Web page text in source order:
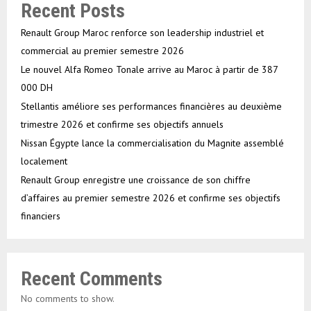
Recent Posts
Renault Group Maroc renforce son leadership industriel et
commercial au premier semestre 2026
Le nouvel Alfa Romeo Tonale arrive au Maroc à partir de 387
000 DH
Stellantis améliore ses performances financières au deuxième
trimestre 2026 et confirme ses objectifs annuels
Nissan Égypte lance la commercialisation du Magnite assemblé
localement
Renault Group enregistre une croissance de son chiffre
d’affaires au premier semestre 2026 et confirme ses objectifs
financiers
Recent Comments
No comments to show.